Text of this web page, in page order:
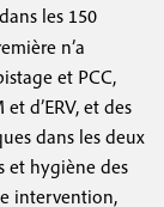
les 150
n’a
et PCC,
d’ERV, et des
dans les deux
et hygiène des
intervention,